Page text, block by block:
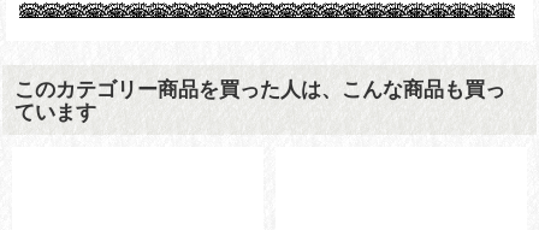
このカテゴリー商品を買った人は、こんな商品も買っ
ています